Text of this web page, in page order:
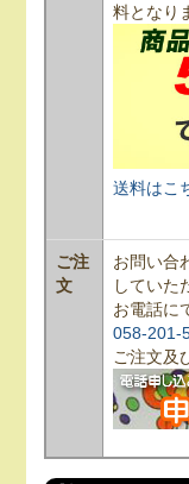
料となり
送料はこ
ご注
文
お問い合
していた
お電話に
058-201-
ご注文及